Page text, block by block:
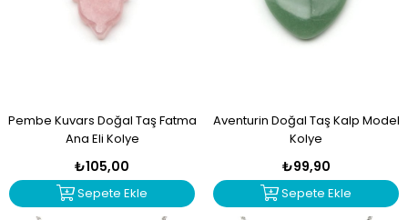
Pembe Kuvars Doğal Taş Fatma
Ana Eli Kolye
₺105,00
Sepete Ekle
Aventurin Doğal Taş Kalp Model
Kolye
₺99,90
Sepete Ekle